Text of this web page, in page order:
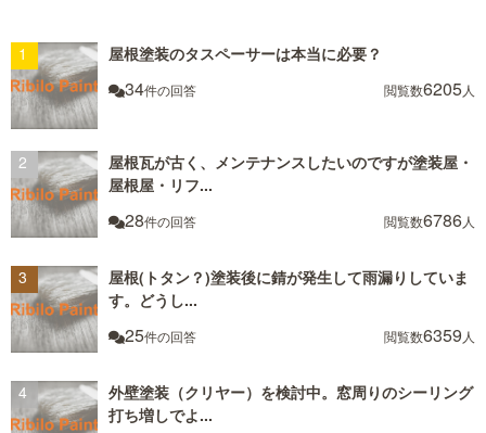
屋根塗装のタスペーサーは本当に必要？
34件の回答 閲覧数6205人
屋根瓦が古く、メンテナンスしたいのですが塗装屋・
屋根屋・リフ...
28件の回答 閲覧数6786人
屋根(トタン？)塗装後に錆が発生して雨漏りしていま
す。どうし...
25件の回答 閲覧数6359 人
外壁塗装（クリヤー）を検討中。窓周りのシーリング
打ち増しでよ...